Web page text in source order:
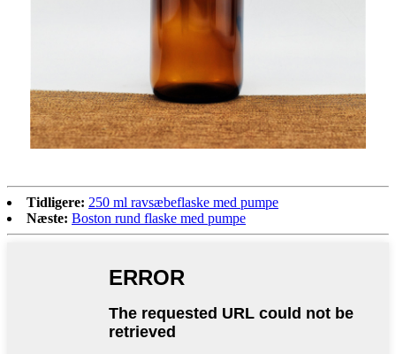
Tidligere: 250 ml ravsæbeflaske med pumpe
Næste: Boston rund flaske med pumpe